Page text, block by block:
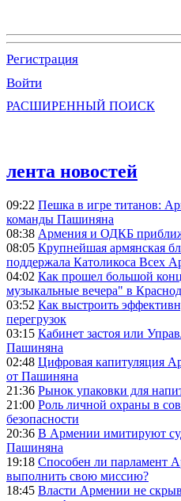
Регистрация
Войти
РАСШИРЕННЫЙ ПОИСК
лента новостей
09:22 Пешка в игре титанов:
команды Пашиняна
08:38 Армения и ОДКБ
08:05 Крупнейшая армянская
поддержала Католикоса Всех
04:02 Как прошел большой
музыкальные вечера" в
03:52 Как выстроить
перегрузок
03:15 Кабинет застоя или
Пашиняна
02:48 Цифровая капитуляция
от Пашиняна
21:36 Рынок упаковки для
21:00 Роль личной охраны в
безопасности
20:36 В Армении имитируют
Пашиняна
19:18 Способен ли парламент
выполнить свою миссию?
18:45 Власти Армении не